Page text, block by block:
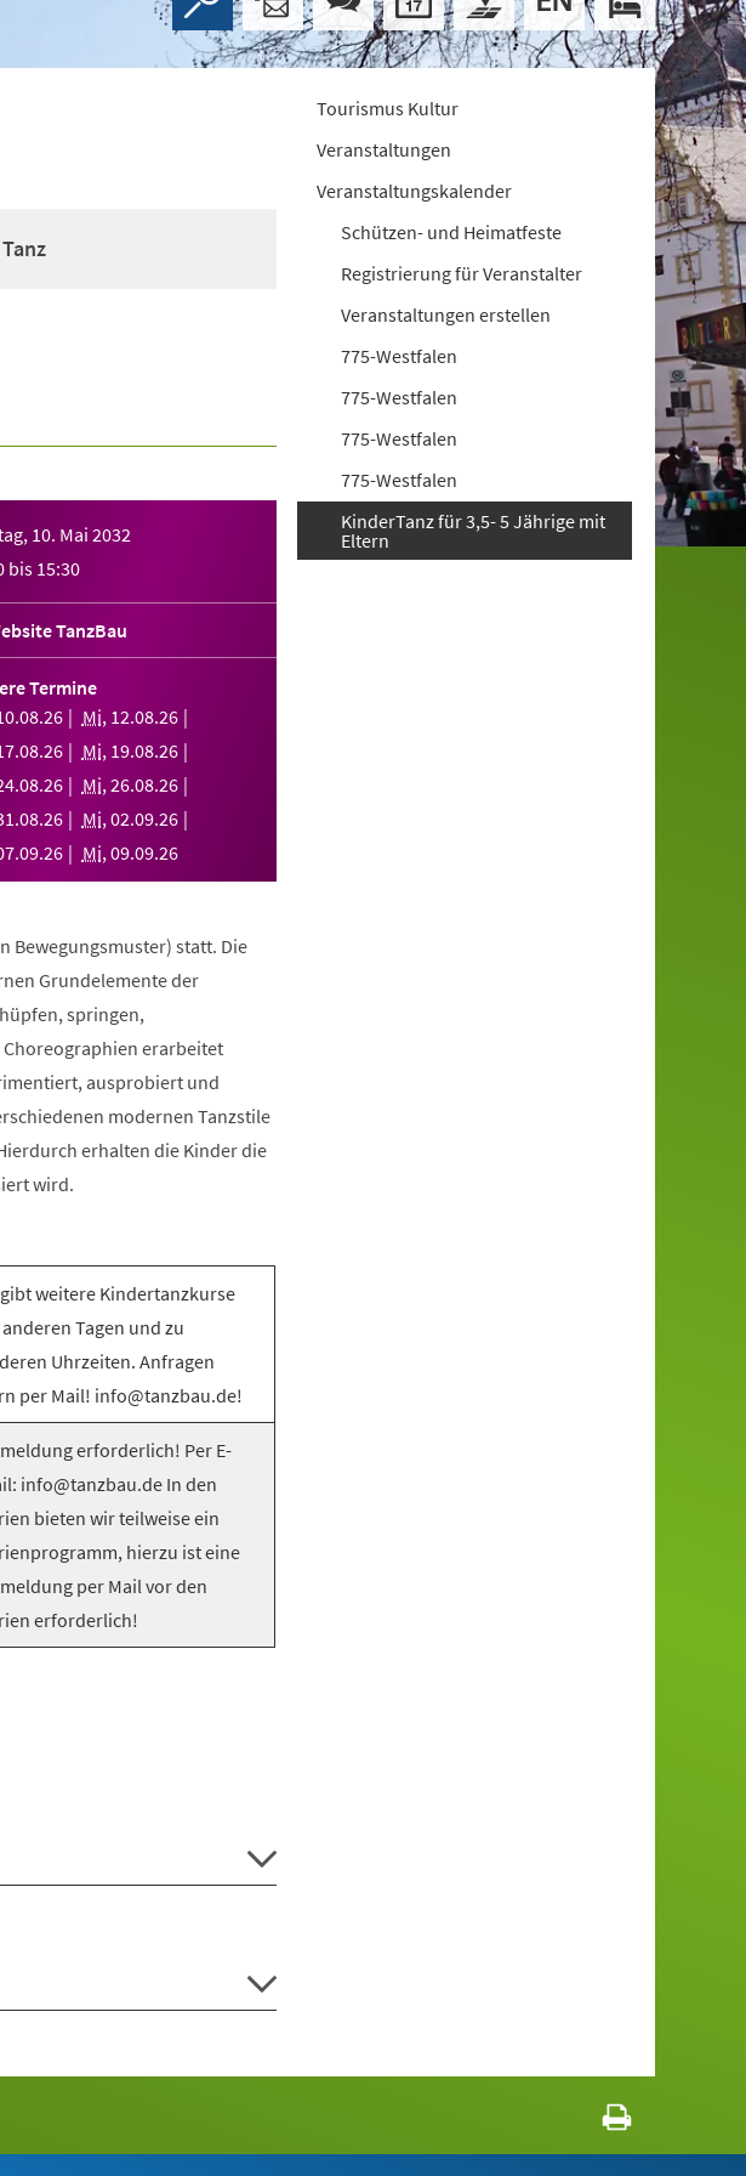
10. Mai 2032
bis 15:30
TanzBau
Termine
.08.26 Mi, 12.08.26
.08.26 Mi, 19.08.26
.08.26 Mi,26.08.26
.08.26 Mi,02.09.26
.09.26 Mi,09.09.26
statt. Die
Grundelemente der
springen,
erarbeitet
ausprobiert und
modernen Tanzstile
erhalten die Kinder die
wird.
gibt weitere Kindertanzkurse
Tagen und zu
Uhrzeiten. Anfragen
per Mail! info@tanzbau.de!
erforderlich! Per E-
info@tanzbau.de In den
bieten wir teilweise ein
hierzu ist eine
per Mail vor den
erforderlich!
Tourismus Kultur
Veranstaltungen
Veranstaltungskalender
Schützen- und Heimatfeste
Registrierung für Veranstalter
Veranstaltungen erstellen
775-Westfalen
775-Westfalen
775-Westfalen
775-Westfalen
KinderTanz für 3,5- 5 Jährige mit
Eltern